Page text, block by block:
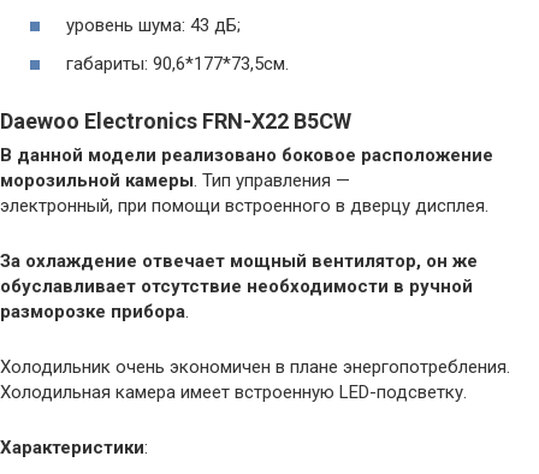
уровень шума: 43 дБ;
габариты: 90,6*177*73,5см.
Daewoo Electronics FRN-X22 B5CW
В данной модели реализовано боковое расположение
морозильной камеры. Тип управления —
электронный, при помощи встроенного в дверцу дисплея.
За охлаждение отвечает мощный вентилятор, он же
обуславливает отсутствие необходимости в ручной
разморозке прибора.
Холодильник очень экономичен в плане энергопотребления.
Холодильная камера имеет встроенную LED-подсветку.
Характеристики: